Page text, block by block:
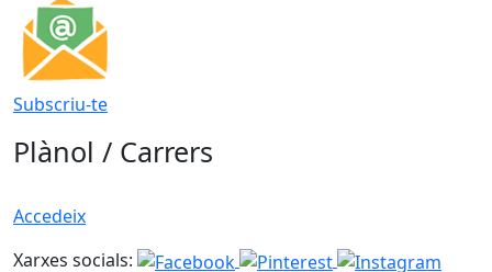
Subscriu-te
Plànol / Carrers
Accedeix
Xarxes socials: